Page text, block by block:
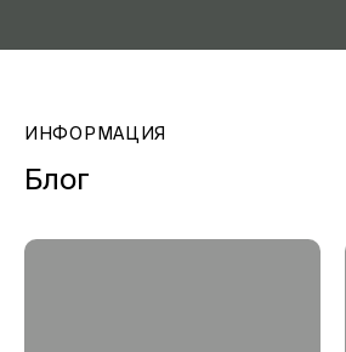
ИНФОРМАЦИЯ
Блог